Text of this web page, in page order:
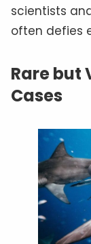
scientists
often defies
Rare but
Cases